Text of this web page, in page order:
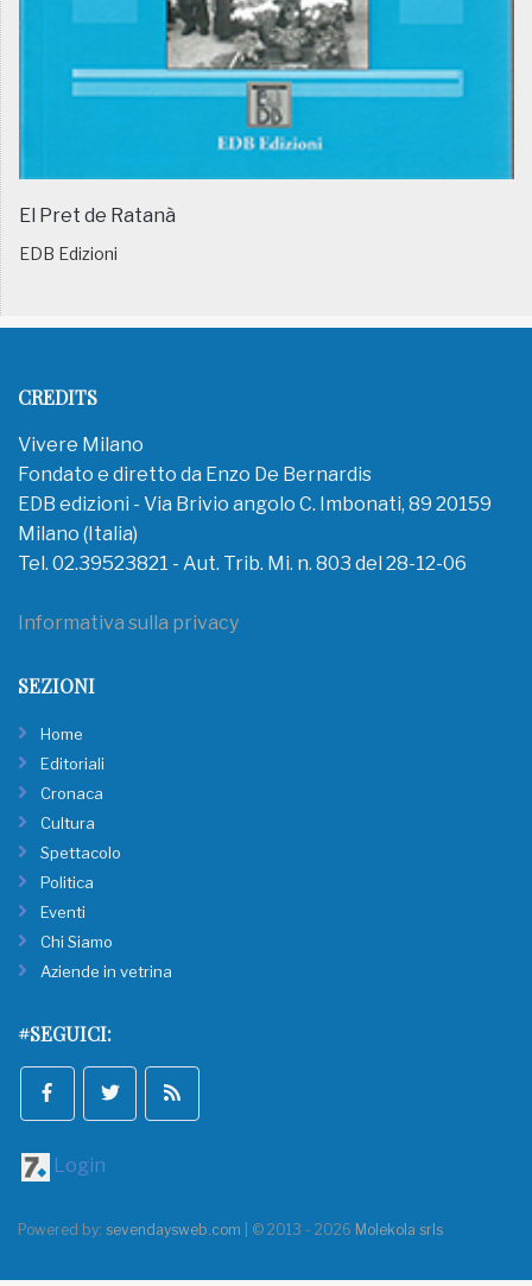
El Pret de Ratanà
EDB Edizioni
CREDITS
Vivere Milano
Fondato e diretto da Enzo De Bernardis
EDB edizioni - Via Brivio angolo C. Imbonati, 89 20159
Milano (Italia)
Tel. 02.39523821 - Aut. Trib. Mi. n. 803 del 28-12-06
Informativa sulla privacy
SEZIONI
Home
Editoriali
Cronaca
Cultura
Spettacolo
Politica
Eventi
Chi Siamo
Aziende in vetrina
#SEGUICI:
Login
Powered by: sevendaysweb.com | © 2013 - 2026 Molekola srls